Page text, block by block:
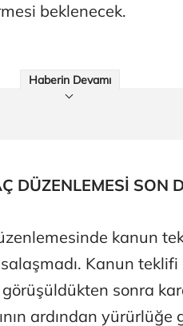
beklenecek.
Haberin Devamı
DÜZENLEMESİ SON
kanun
Kanun
sonra
ardından yürürlüğe